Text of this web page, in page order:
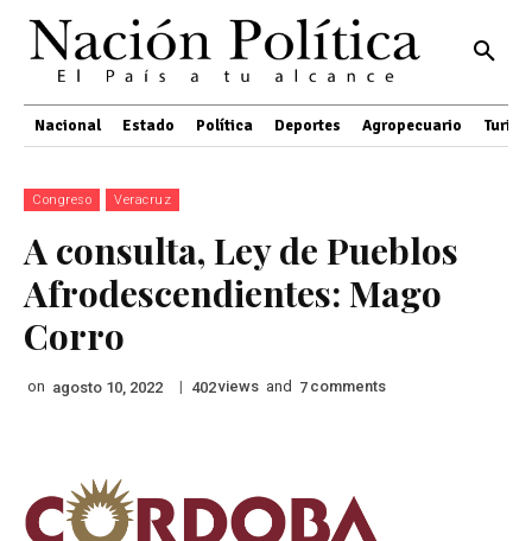
Nacional Estado Política Deportes Agropecuario
Congreso Veracruz
A consulta, Ley de Pueblos
Afrodescendientes: Mago
Corro
on agosto 10, 2022 | 402views and 7 comments